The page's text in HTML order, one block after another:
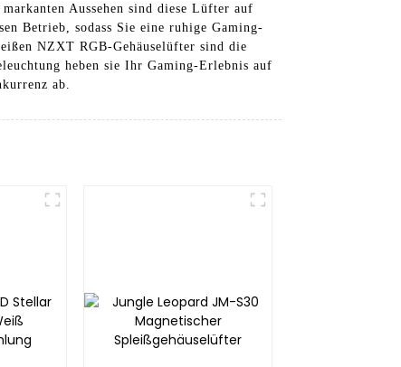
Aussehen sind diese Lüfter auf
Betrieb, sodass Sie eine ruhige Gaming-
NZXT RGB-Gehäuselüfter sind die
heben sie Ihr Gaming-Erlebnis auf
ab.